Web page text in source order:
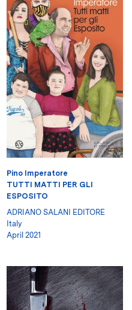
Pino Imperatore
TUTTI MATTI PER GLI
ESPOSITO
ADRIANO SALANI EDITORE
Italy
April 2021